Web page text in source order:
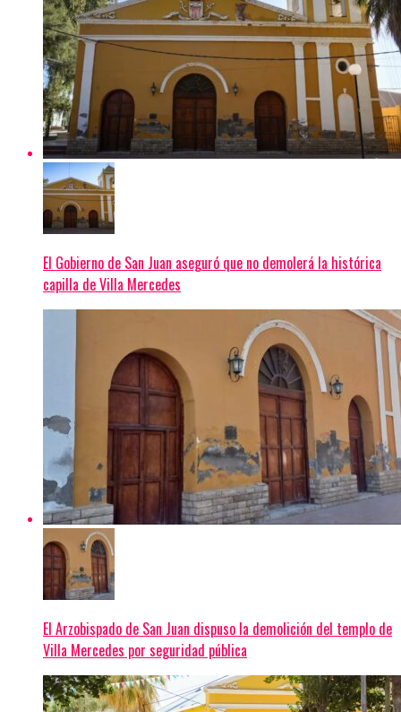
El Gobierno de San Juan aseguró que no demolerá la histórica
capilla de Villa Mercedes
El Arzobispado de San Juan dispuso la demolición del templo de
Villa Mercedes por seguridad pública